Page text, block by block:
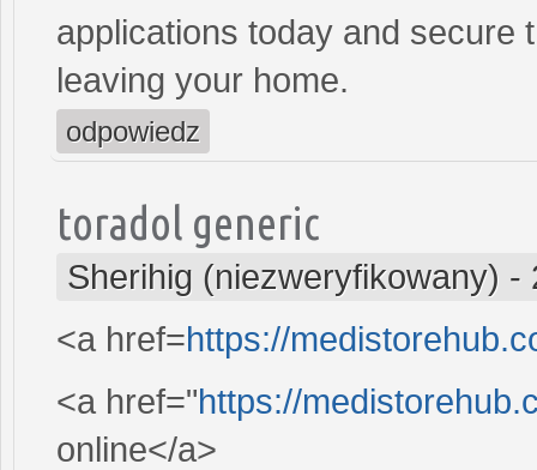
applications today and secure
leaving your home.
odpowiedz
toradol generic
Sherihig (niezweryfikowany) -
<a href=https://
<a href="https://
online</a>